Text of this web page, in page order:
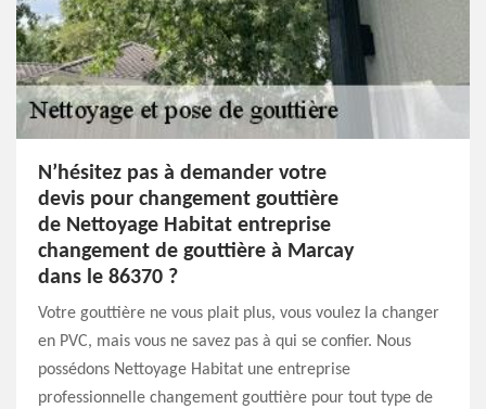
N’hésitez pas à demander votre
devis pour changement gouttière
de Nettoyage Habitat entreprise
changement de gouttière à Marcay
dans le 86370 ?
Votre gouttière ne vous plait plus, vous voulez la changer
en PVC, mais vous ne savez pas à qui se confier. Nous
possédons Nettoyage Habitat une entreprise
professionnelle changement gouttière pour tout type de